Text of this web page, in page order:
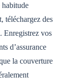
téléchargez des
Enregistrez vos
d’assurance
la couverture